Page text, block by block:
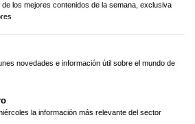
los mejores contenidos de la semana, exclusiva
novedades e información útil sobre el mundo de
la información más relevante del sector